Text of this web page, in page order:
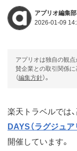
アプリオ編集部
2026-01-09
アプリオは独自の観点
賛企業との取引関係に
（編集方針）。
楽天トラベルでは
DAYS（ラグジュア
開催しています。